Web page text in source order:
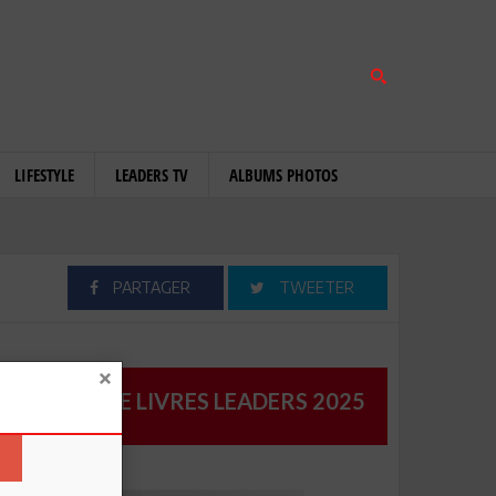
LIFESTYLE LEADERS TV ALBUMS PHOTOS
PARTAGER TWEETER
CATALOGUE LIVRES LEADERS 2025